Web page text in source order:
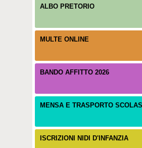
ALBO PRETORIO
MULTE ONLINE
BANDO AFFITTO 2026
MENSA E TRASPORTO
ISCRIZIONI NIDI D'INFANZIA